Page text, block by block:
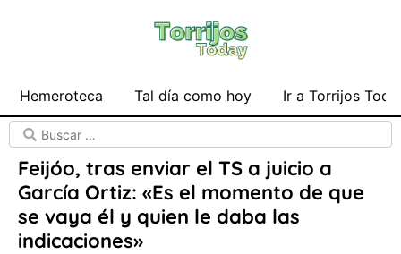
Hemeroteca Tal día como hoy Ir a Torrijos
Feijóo, tras enviar el TS a juicio a
García Ortiz: «Es el momento de que
se vaya él y quien le daba las
indicaciones»